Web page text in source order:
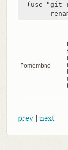
(use "git
Pomembno
prev| next